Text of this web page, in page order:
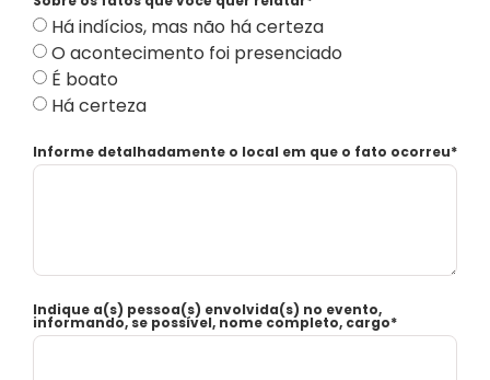
Há indícios, mas não há certeza
O acontecimento foi presenciado
É boato
Há certeza
Informe detalhadamente o local em que o fato ocorreu*
Indique a(s) pessoa(s) envolvida(s) no evento,
informando, se possível, nome completo, cargo*